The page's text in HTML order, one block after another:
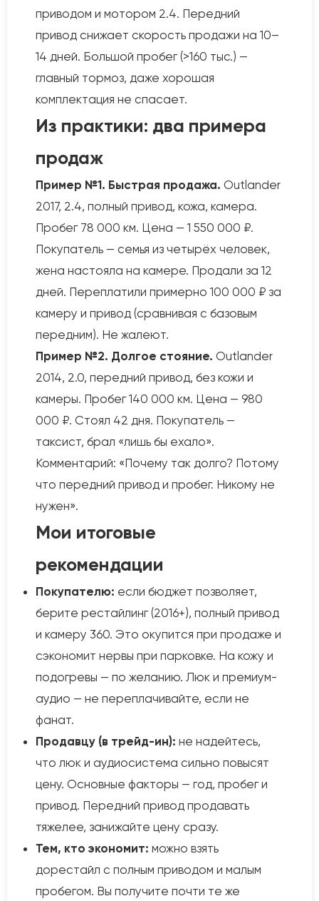
приводом и мотором 2.4. Передний
привод снижает скорость продажи на 10–
14 дней. Большой пробег (>160 тыс.) —
главный тормоз, даже хорошая
комплектация не спасает.
Из практики: два примера
продаж
Пример №1. Быстрая продажа. Outlander
2017, 2.4, полный привод, кожа, камера.
Пробег 78 000 км. Цена — 1 550 000 ₽.
Покупатель — семья из четырёх человек,
жена настояла на камере. Продали за 12
дней. Переплатили примерно 100 000 ₽ за
камеру и привод (сравнивая с базовым
передним). Не жалеют.
Пример №2. Долгое стояние. Outlander
2014, 2.0, передний привод, без кожи и
камеры. Пробег 140 000 км. Цена — 980
000 ₽. Стоял 42 дня. Покупатель —
таксист, брал «лишь бы ехало».
Комментарий: «Почему так долго? Потому
что передний привод и пробег. Никому не
нужен».
Мои итоговые
рекомендации
Покупателю: если бюджет позволяет,
берите рестайлинг (2016+), полный привод
и камеру 360. Это окупится при продаже и
сэкономит нервы при парковке. На кожу и
подогревы — по желанию. Люк и премиум-
аудио — не переплачивайте, если не
фанат.
Продавцу (в трейд-ин): не надейтесь,
что люк и аудиосистема сильно повысят
цену. Основные факторы — год, пробег и
привод. Передний привод продавать
тяжелее, занижайте цену сразу.
Тем, кто экономит: можно взять
дорестайл с полным приводом и малым
пробегом. Вы получите почти те же